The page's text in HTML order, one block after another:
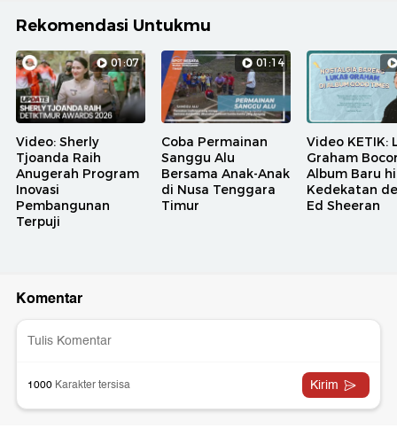
Rekomendasi Untukmu
01:07
Video: Sherly
Tjoanda Raih
Anugerah Program
Inovasi
Pembangunan
Terpuji
01:14
Coba Permainan
Sanggu Alu
Bersama Anak-Anak
di Nusa Tenggara
Timur
Video KETIK:
Graham
Album Baru
Kedekatan
Ed Sheeran